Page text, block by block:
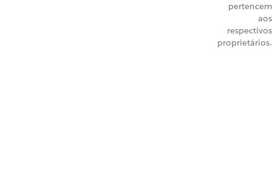
pertencem
aos
respectivos
proprietários.